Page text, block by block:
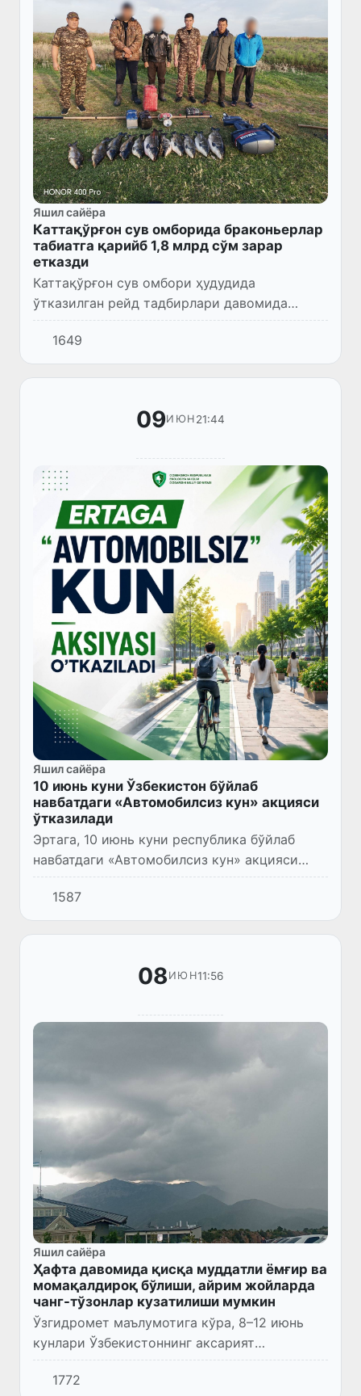
Яшил сайёра
Каттақўрғон сув омборида браконьерлар
табиатга қарийб 1,8 млрд сўм зарар
етказди
Каттақўрғон сув омбори ҳудудида
ўтказилган рейд тадбирлари давомида
ноқонуний балиқ овлаш ҳолатлари
аниқланди.
1649
09ИЮН 21:44
Яшил сайёра
10 июнь куни Ўзбекистон бўйлаб
навбатдаги «Автомобилсиз кун» акцияси
ўтказилади
Эртага, 10 июнь куни республика бўйлаб
навбатдаги «Автомобилсиз кун» акцияси
бўлиб ўтади. Тадбир «Тоза ҳаво»
умуммиллий лойиҳаси доирасида ташкил
этилмоқда.
1587
08ИЮН11:56
Яшил сайёра
Ҳафта давомида қисқа муддатли ёмғир ва
момақалдироқ бўлиши, айрим жойларда
чанг-тўзонлар кузатилиши мумкин
Ўзгидромет маълумотига кўра, 8–12 июнь
кунлари Ўзбекистоннинг аксарият
ҳудудларида асосан қуруқ ва кам булутли
об-ҳаво сақланиб туради.
1772